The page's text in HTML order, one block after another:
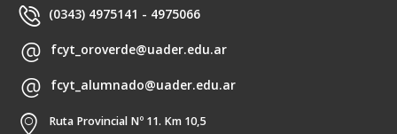
(0343) 4975141 - 4975066
fcyt_oroverde@uader.edu.ar
fcyt_alumnado@uader.edu.ar
Ruta Provincial Nº 11. Km 10,5